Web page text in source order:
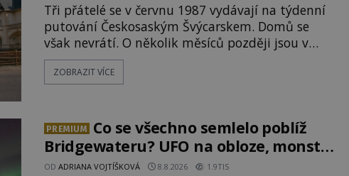
Tři přátelé se v červnu 1987 vydávají na týdenní
putování Českosaským Švýcarskem. Domů se
však nevrátí. O několik měsíců později jsou v
nepřístupných skalách u Hřenska nalezeny jejich
kostry – a s nimi stopy, které se jen obtížně
někdo, koho tehdejší režim nechtěl odhalit?
[gallery ids="171131,171132,1711
ZOBRAZIT VÍCE
PREMIUM
Co se všechno semlelo poblíž
Bridgewateru? UFO na obloze, monstra
v bažinách!
ODADRIANA VOJTÍŠKOVÁ 8.8.2026 1.9TIS